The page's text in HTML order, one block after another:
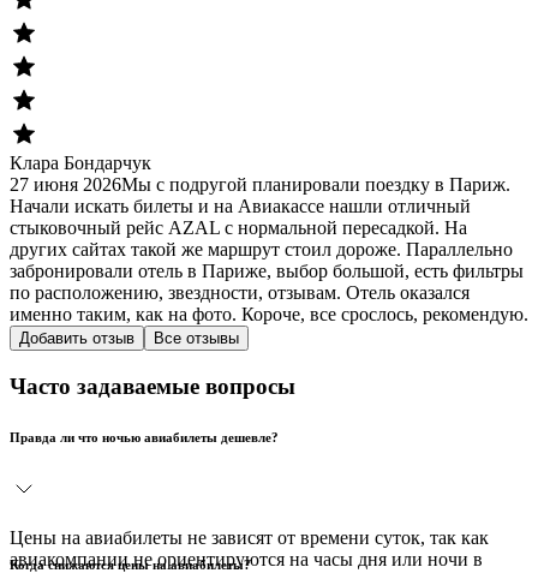
Клара Бондарчук
27 июня 2026Мы с подругой планировали поездку в Париж.
Начали искать билеты и на Авиакассе нашли отличный
стыковочный рейс AZAL с нормальной пересадкой. На
других сайтах такой же маршрут стоил дороже. Параллельно
забронировали отель в Париже, выбор большой, есть фильтры
по расположению, звездности, отзывам. Отель оказался
именно таким, как на фото. Короче, все срослось, рекомендую.
Добавить отзыв Все отзывы
Часто задаваемые вопросы
Правда ли что ночью авиабилеты дешевле?
Цены на авиабилеты не зависят от времени суток, так как
авиакомпании не ориентируются на часы дня или ночи в
Когда снижаются цены на авиабилеты?